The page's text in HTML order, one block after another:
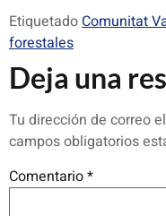
EtiquetadoComunitat
forestales
Deja una
Tu dirección de correo
campos obligatorios
Comentario*